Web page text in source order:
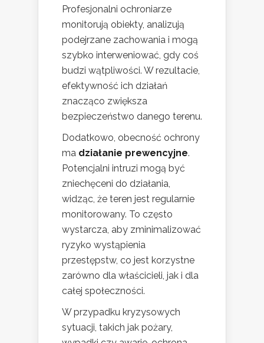
Profesjonalni ochroniarze
monitorują obiekty, analizują
podejrzane zachowania i mogą
szybko interweniować, gdy coś
budzi wątpliwości. W rezultacie,
efektywność ich działań
znacząco zwiększa
bezpieczeństwo danego terenu.
Dodatkowo, obecność ochrony
ma działanie prewencyjne.
Potencjalni intruzi mogą być
zniechęceni do działania,
widząc, że teren jest regularnie
monitorowany. To często
wystarcza, aby zminimalizować
ryzyko wystąpienia
przestępstw, co jest korzystne
zarówno dla właścicieli, jak i dla
całej społeczności.
W przypadku kryzysowych
sytuacji, takich jak pożary,